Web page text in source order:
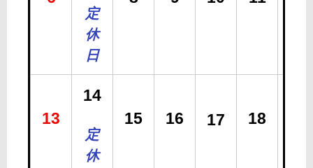
定
休
日
13
14
定
休
15 16 17 18